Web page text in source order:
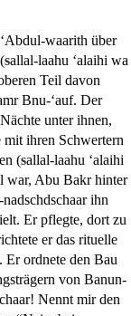
waarith über
sallal-laahu ‘alaihi wa
Teil davon
Bnu-‘auf. Der
unter ihnen,
mit ihren Schwertern
(sallal-laahu ‘alaihi
war, Abu Bakr hinter
ihn
Er pflegte, dort zu
er das rituelle
Er ordnete den Bau
von Banun-
Nennt mir den